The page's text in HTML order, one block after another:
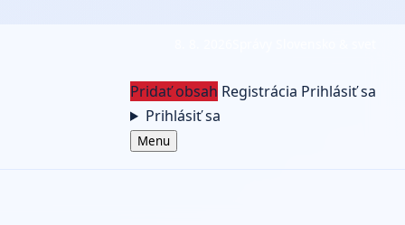
Pridať obsah Registrácia Prihlásiť sa
Prihlásiť sa
Menu